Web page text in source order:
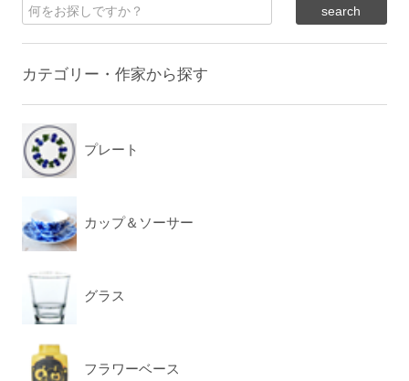
カテゴリー・作家から探す
プレート
カップ＆ソーサー
グラス
フラワーベース